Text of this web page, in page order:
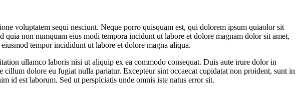
voluptatem sequi nesciunt. Neque porro quisquam est, qui dolorem ipsum quiaolor sit
quia non numquam eius modi tempora incidunt ut labore et dolore magnam dolor sit amet,
tempor incididunt ut labore et dolore magna aliqua.
ullamco laboris nisi ut aliquip ex ea commodo consequat. Duis aute irure dolor in
cillum dolore eu fugiat nulla pariatur. Excepteur sint occaecat cupidatat non proident, sunt in
id est laborum. Sed ut perspiciatis unde omnis iste natus error sit.